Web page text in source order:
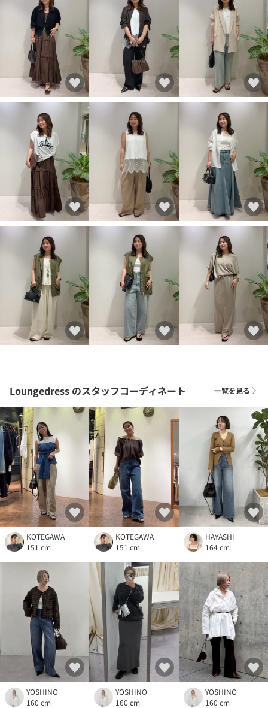
Loungedress のスタッフコーディネート 一覧を見る
KOTEGAWA
151 cm
KOTEGAWA
151 cm
HAYASHI
164 cm
YOSHINO
160 cm
YOSHINO
160 cm
YOSHINO
160 cm